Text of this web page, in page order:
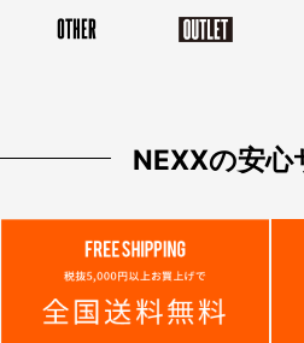
NEXXの安心